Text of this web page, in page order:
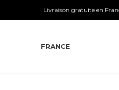
Livraison gratuite en
FRANCE